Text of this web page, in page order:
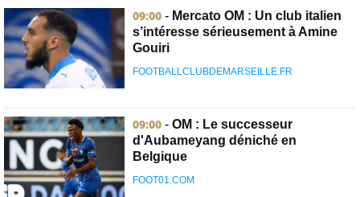
09:00 - Mercato OM : Un club italien
s’intéresse sérieusement à Amine
Gouiri
FOOTBALLCLUBDEMARSEILLE.FR
09:00 - OM : Le successeur
d'Aubameyang déniché en
Belgique
FOOT01.COM